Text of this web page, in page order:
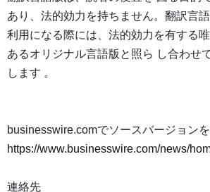
あり、法的効力を持ちません。翻訳言
利用になる際には、法的効力を有する
あるオリジナル言語版と照ら し合わせ
します 。
businesswire.comでソースバージョンを
https://www.businesswire.com/news/
連絡先